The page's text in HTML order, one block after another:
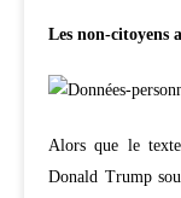
Les non-citoyens
Alors que le
Donald Trump